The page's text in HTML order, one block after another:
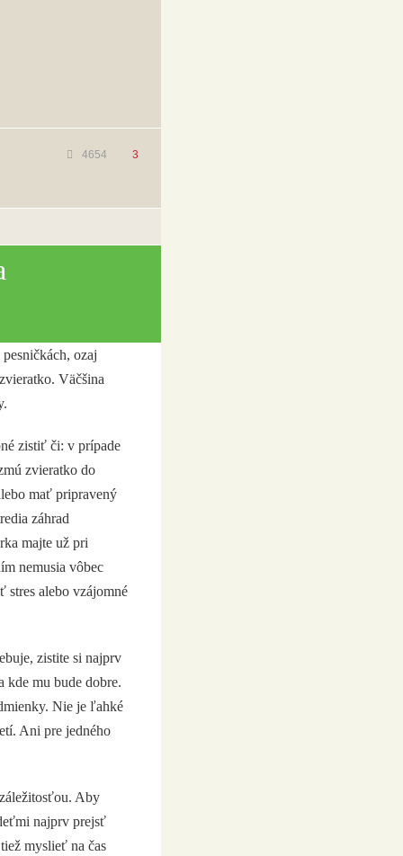
4654 3
ozaj
Väčšina
zistiť či: v prípade
zvieratko do
mať pripravený
záhrad
majte už pri
nemusia vôbec
stres alebo vzájomné
zistite si najprv
kde mu bude dobre.
Nie je ľahké
Ani pre jedného
Aby
najprv prejsť
myslieť na čas